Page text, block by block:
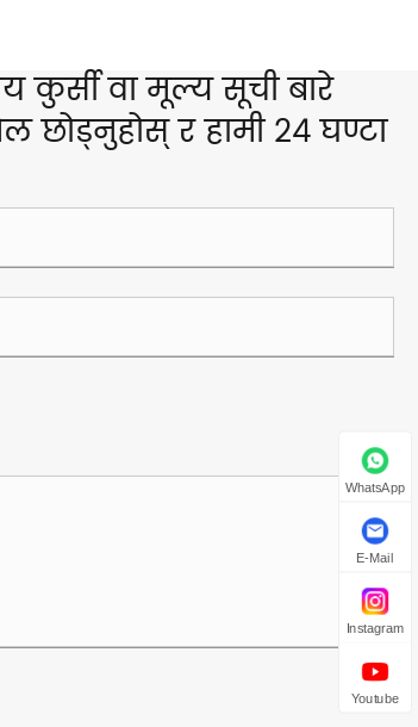
कुर्सी वा मूल्य सूची बारे
र हामी 24 घण्टा
WhatsApp
E-Mail
Instagram
Youtube